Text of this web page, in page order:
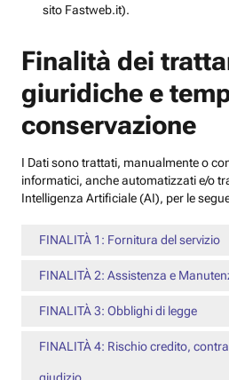
sito Fastweb.it).
Finalità dei
giuridiche e
conservazione
I Dati sono trattati, manualmente o
informatici, anche automatizzati e/o
Intelligenza Artificiale (AI), per le
FINALITÀ 1: Fornitura del servizio
FINALITÀ 2: Assistenza e
FINALITÀ 3: Obblighi di legge
FINALITÀ 4: Rischio credito,